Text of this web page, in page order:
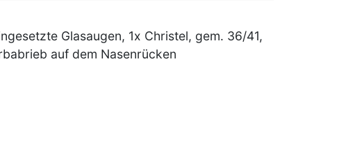
Glasaugen, 1x Christel, gem. 36/41,
auf dem Nasenrücken